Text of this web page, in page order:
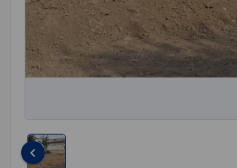
keyboard_arrow_left